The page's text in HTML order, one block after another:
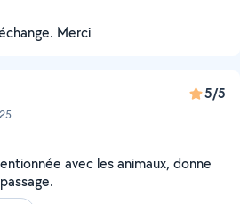
Merci
5/5
avec les animaux, donne